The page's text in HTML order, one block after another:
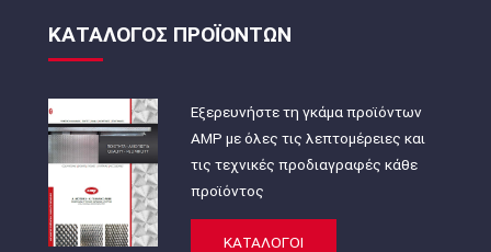
ΚΑΤΑΛΟΓΟΣ ΠΡΟΪΟΝΤΩΝ
Εξερευνήστε τη γκάμα προϊόντων
AMP με όλες τις λεπτομέρειες και
τις τεχνικές προδιαγραφές κάθε
προϊόντος
ΚΑΤΑΛΟΓΟΙ